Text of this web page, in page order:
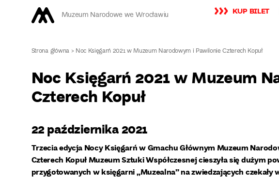
Muzeum Narodowe we Wrocławiu KUP BILET
Strona główna>Noc Księgarń 2021 w Muzeum Narodowym i Pawilonie Czterech Kopuł
Noc Księgarń 2021 w Muzeum
Czterech Kopuł
22 października 2021
Trzecia edycja Nocy Księgarń w Gmachu Głównym Muzeum
Czterech Kopuł Muzeum Sztuki Współczesnej cieszyła się dużym
przygotowanych w księgarni „Muzealna” na zwiedzających